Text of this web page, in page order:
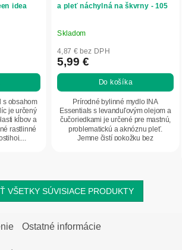
idea
s obsahom
je určený
kĺbov a
rastlinné
a pleť náchylná na škvrny - 105
Skladom
4,87 € bez DPH
5,99 €
Do košíka
Prírodné bylinné mydlo INA
Essentials s levanduľovým olejom a
čučoriedkami je určené pre mastnú,
problematickú a aknóznu pleť.
Jemne čistí pokožku bez
VŠETKY SÚVISIACE PRODUKTY
Ostatné informácie